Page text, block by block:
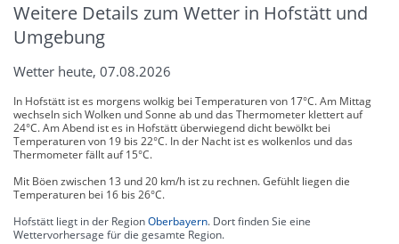
Weitere Details zum Wetter in Hofstätt und
Umgebung
Wetter heute, 07.08.2026
In Hofstätt ist es morgens wolkig bei Temperaturen von 17°C. Am Mittag
wechseln sich Wolken und Sonne ab und das Thermometer klettert auf
24°C. Am Abend ist es in Hofstätt überwiegend dicht bewölkt bei
Temperaturen von 19 bis 22°C. In der Nacht ist es wolkenlos und das
Thermometer fällt auf 15°C.
Mit Böen zwischen 13 und 20 km/h ist zu rechnen. Gefühlt liegen die
Temperaturen bei 16 bis 26°C.
Hofstätt liegt in der RegionOberbayern. Dort finden Sie eine
Wettervorhersage für die gesamte Region.